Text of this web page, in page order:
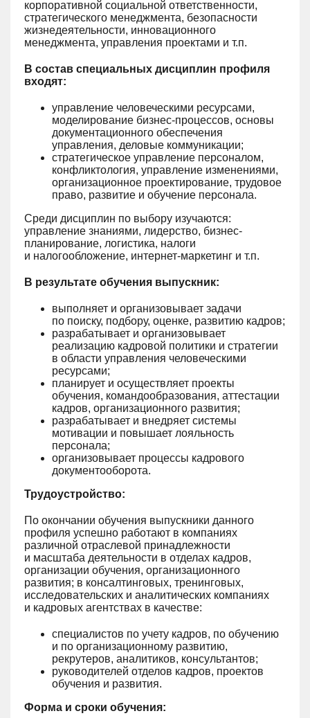
корпоративной социальной ответственности,
стратегического менеджмента, безопасности
жизнедеятельности, инновационного
менеджмента, управления проектами и т.п.
В состав специальных дисциплин профиля
входят:
управление человеческими ресурсами,
моделирование бизнес-процессов, основы
документационного обеспечения
управления, деловые коммуникации;
стратегическое управление персоналом,
конфликтология, управление изменениями,
организационное проектирование, трудовое
право, развитие и обучение персонала.
Среди дисциплин по выбору изучаются:
управление знаниями, лидерство, бизнес-
планирование, логистика, налоги
и налогообложение, интернет-маркетинг и т.п.
В результате обучения выпускник:
выполняет и организовывает задачи
по поиску, подбору, оценке, развитию кадров;
разрабатывает и организовывает
реализацию кадровой политики и стратегии
в области управления человеческими
ресурсами;
планирует и осуществляет проекты
обучения, командообразования, аттестации
кадров, организационного развития;
разрабатывает и внедряет системы
мотивации и повышает лояльность
персонала;
организовывает процессы кадрового
документооборота.
Трудоустройство:
По окончании обучения выпускники данного
профиля успешно работают в компаниях
различной отраслевой принадлежности
и масштаба деятельности в отделах кадров,
организации обучения, организационного
развития; в консалтинговых, тренинговых,
исследовательских и аналитических компаниях
и кадровых агентствах в качестве:
специалистов по учету кадров, по обучению
и по организационному развитию,
рекрутеров, аналитиков, консультантов;
руководителей отделов кадров, проектов
обучения и развития.
Форма и сроки обучения: